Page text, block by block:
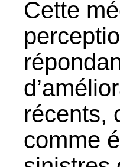
Cette
récents,
comme